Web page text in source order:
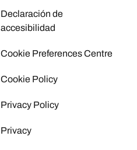
Declaración de
accesibilidad
Cookie Preferences Centre
Cookie Policy
Privacy Policy
Privacy